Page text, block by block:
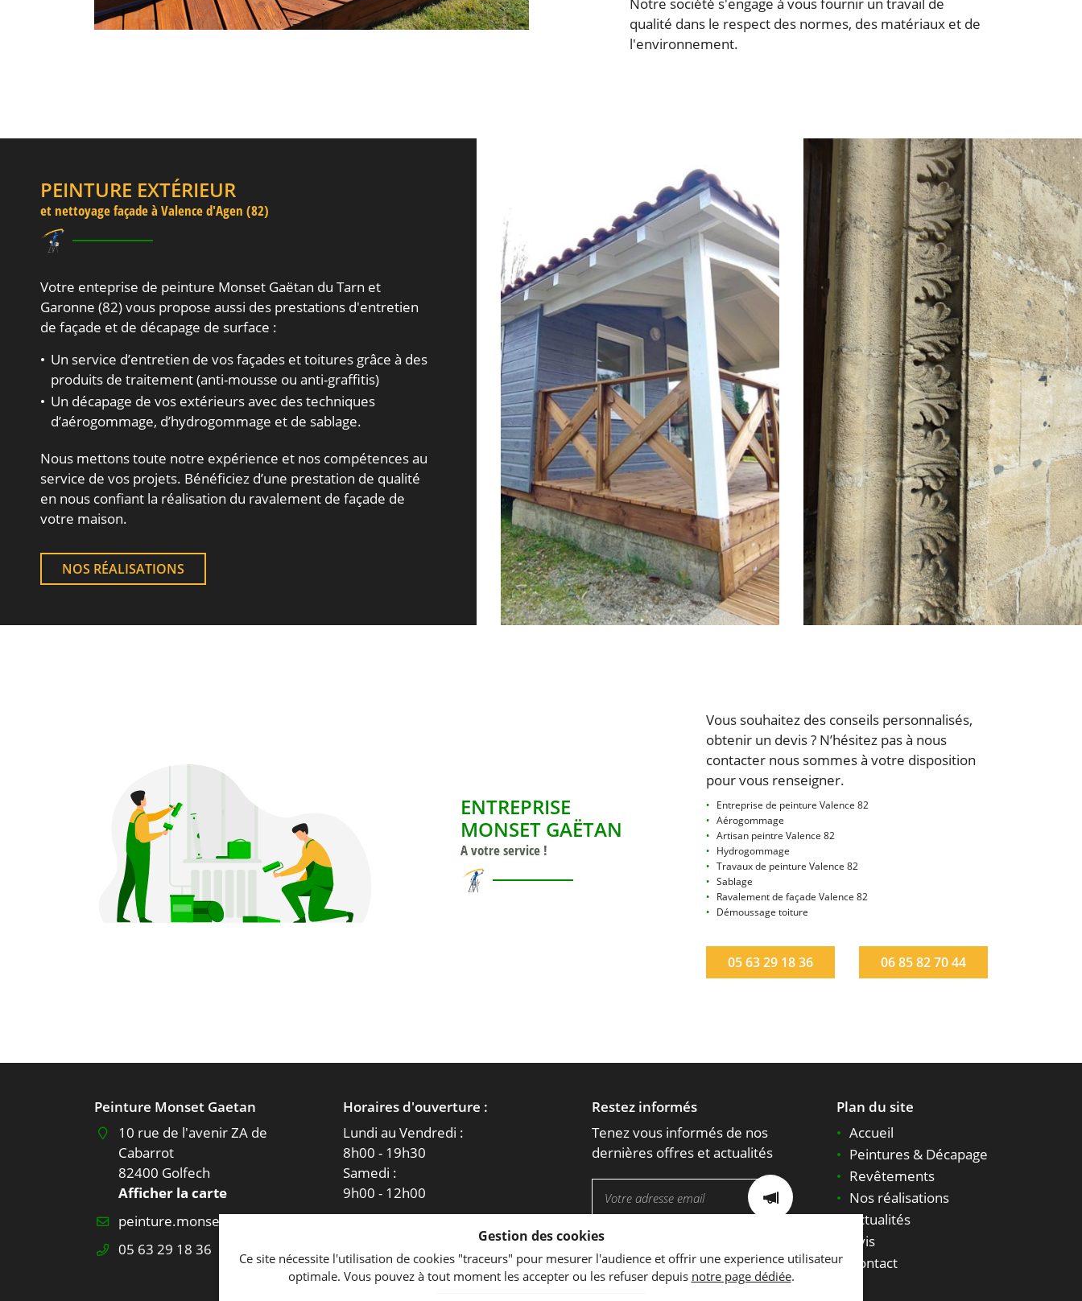
qualité dans le respect des normes, des matériaux et de
l'environnement.
PEINTURE EXTÉRIEUR
et nettoyage façade à Valence d'Agen (82)
Votre enteprise de peinture Monset Gaëtan du Tarn et
Garonne (82) vous propose aussi des prestations d'entretien
de façade et de décapage de surface :
Un service d’entretien de vos façades et toitures grâce à des
produits de traitement (anti-mousse ou anti-graffitis)
Un décapage de vos extérieurs avec des techniques
d’aérogommage, d’hydrogommage et de sablage.
Nous mettons toute notre expérience et nos compétences au
service de vos projets. Bénéficiez d’une prestation de qualité
en nous confiant la réalisation du ravalement de façade de
votre maison.
NOS RÉALISATIONS
ENTREPRISE
MONSET GAËTAN
A votre service !
Vous souhaitez des conseils personnalisés,
obtenir un devis ? N’hésitez pas à nous
contacter nous sommes à votre disposition
pour vous renseigner.
Entreprise de peinture Valence 82
Aérogommage
Artisan peintre Valence 82
Hydrogommage
Travaux de peinture Valence 82
Sablage
Ravalement de façade Valence 82
Démoussage toiture
05 63 29 18 36 06 85 82 70 44
Peinture Monset Gaetan
10 rue de l'avenir ZA de
Cabarrot
82400 Golfech
Afficher la carte
05 63 29 18 36
Horaires d'ouverture :
Lundi au Vendredi :
8h00 - 19h30
Samedi :
9h00 - 12h00
Restez informés
Tenez vous informés de nos
dernières offres et actualités
Plan du site
Accueil
Peintures & Décapage
Revêtements
Nos réalisations
Actualités
Avis
Contact
Gestion des cookies
Ce site nécessite l'utilisation de cookies "traceurs" pour mesurer l'audience et offrir une experience utilisateur
optimale. Vous pouvez à tout moment les accepter ou les refuser depuis notre page dédiée.